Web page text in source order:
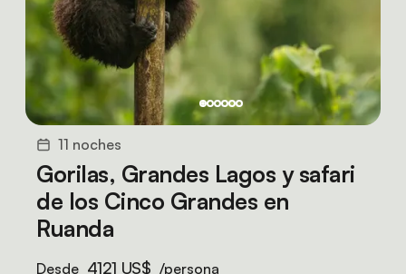
11 noches
Gorilas, Grandes Lagos y safari
de los Cinco Grandes en
Ruanda
Desde 4121 US$ /persona